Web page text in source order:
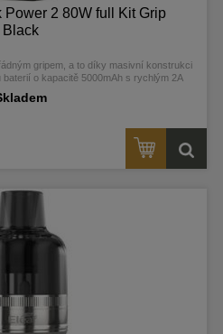
2 80W full Kit Grip
Black
gripem, a to díky masivní konstrukci
o kapacitě 5000mAh s rychlým 2A
VOLTAGE, které mají funkci inteligentního
informace o nastavení. Mezi jeho další
přežhavení, nízkému odporu a 10-
GTL Pod pojme až 4,5ml liquidu...